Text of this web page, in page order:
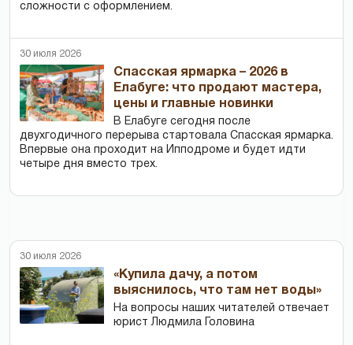
сложности с оформлением.
30 июля 2026
Спасская ярмарка – 2026 в
Елабуге: что продают мастера,
цены и главные новинки
В Елабуге сегодня после
двухгодичного перерыва стартовала Спасская ярмарка.
Впервые она проходит на Ипподроме и будет идти
четыре дня вместо трех.
30 июля 2026
«Купила дачу, а потом
выяснилось, что там нет воды»
На вопросы наших читателей отвечает
юрист Людмила Головина